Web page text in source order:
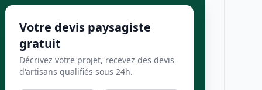
Votre devis paysagiste
gratuit
Décrivez votre projet, recevez des devis
d'artisans qualifiés sous 24h.